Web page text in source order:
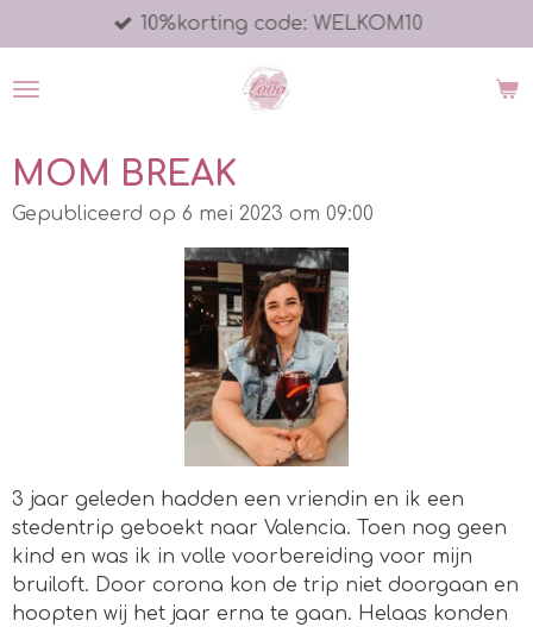
direct
naar
10%korting code: WELKOM10
MOM BREAK
Gepubliceerd op 6 mei 2023 om 09:00
3 jaar geleden hadden een vriendin en ik een
stedentrip geboekt naar Valencia. Toen nog geen
kind en was ik in volle voorbereiding voor mijn
bruiloft. Door corona kon de trip niet doorgaan en
hoopten wij het jaar erna te gaan. Helaas konden